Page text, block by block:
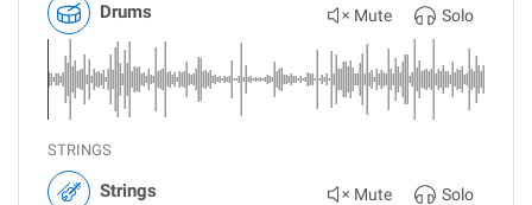
Drums Mute Solo
STRINGS
Strings Mute Solo